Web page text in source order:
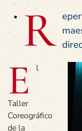
R
E l
Taller
Coreográfico
de la